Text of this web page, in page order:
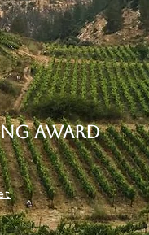
Award